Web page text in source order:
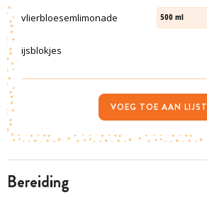
bereiding
vlierbloesemlimonade 500 ml
ijsblokjes
VOEG TOE AAN LIJST